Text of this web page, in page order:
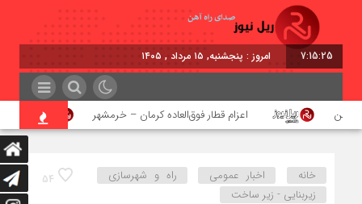
7:15:25 امروز : پنجشنبه, ۱۵ مرداد , ۱۴۰۵
اعزام قطار فوق‌العاده کرمان – خرمشهر
54 خانه اخبار عمومی
راه و شهرسازی
زیربنایی - زیر ساخت